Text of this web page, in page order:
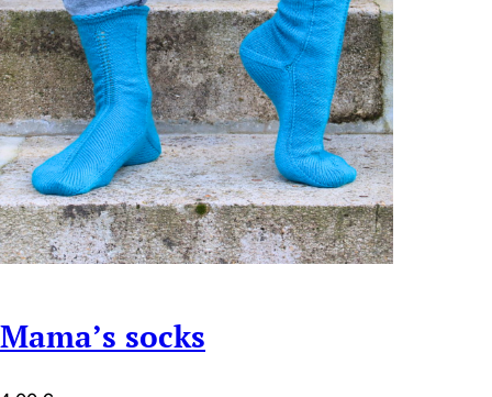
Mama’s socks